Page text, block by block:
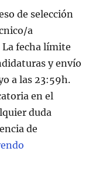
de selección
a
fecha límite
y envío
a las 23:59h.
en el
duda
de